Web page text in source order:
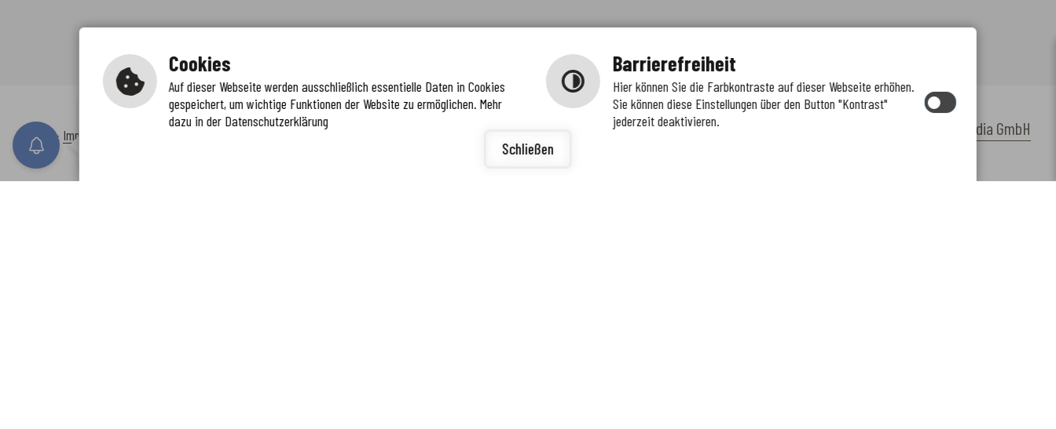
Inhalt - Impressum - cm citymedia GmbH
Immer auf dem neuesten Stand
www.enkreis.de möchte Ihnen Benachrichtigunge
Cookies
Auf dieser Webseite werden ausschließlich essentielle Daten in Cookies
gespeichert, um wichtige Funktionen der Website zu ermöglichen. Mehr
dazu in der Datenschutzerklärung
Barrierefreiheit
Hier können Sie die Farbkontraste auf dieser Webseite erhöhen.
Sie können diese Einstellungen über den Button "Kontrast"
jederzeit deaktivieren.
Schließen